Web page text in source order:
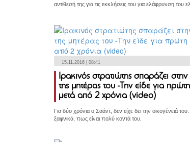
αντίθεσή της για τις εκκλήσεις του για ελάφρυνση του
15.11.2016 | 08:41
Ιρακινός στρατιώτης σπαράζει
της μητέρας του -Την είδε για
μετά από 2 χρόνια (video)
Για δύο χρόνια ο Σαάντ, δεν είχε δει την οικογένειά
ξαφνικά, πως είναι πολύ κοντά του.